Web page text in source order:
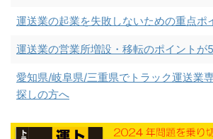
運送業の起業を失敗しないための重点ポ
運送業の営業所増設・移転のポイントが
愛知県/岐阜県/三重県でトラック運送業
探しの方へ